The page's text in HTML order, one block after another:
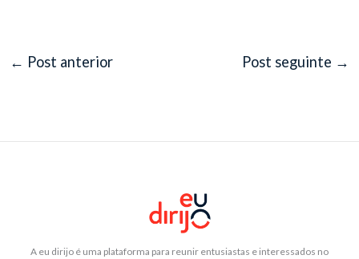
← Post anterior Post seguinte →
A eu dirijo é uma plataforma para reunir entusiastas e interessados no